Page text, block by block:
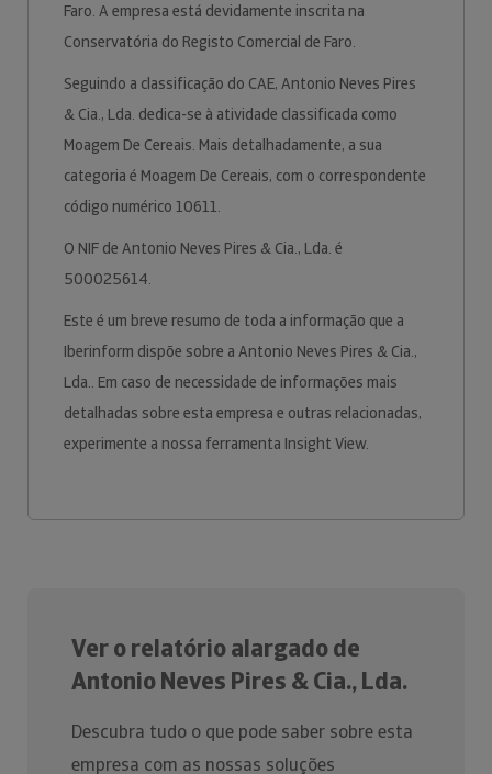
Faro. A empresa está devidamente inscrita na
Conservatória do Registo Comercial de Faro.
Seguindo a classificação do CAE, Antonio Neves Pires
& Cia., Lda. dedica-se à atividade classificada como
Moagem De Cereais. Mais detalhadamente, a sua
categoria é Moagem De Cereais, com o correspondente
código numérico 10611.
O NIF de Antonio Neves Pires & Cia., Lda. é
500025614.
Este é um breve resumo de toda a informação que a
Iberinform dispõe sobre a Antonio Neves Pires & Cia.,
Lda.. Em caso de necessidade de informações mais
detalhadas sobre esta empresa e outras relacionadas,
experimente a nossa ferramenta Insight View.
Ver o relatório alargado de
Antonio Neves Pires & Cia., Lda.
Descubra tudo o que pode saber sobre esta
empresa com as nossas soluções